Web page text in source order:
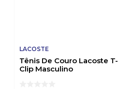
LACOSTE
Tênis De Couro Lacoste T-
Clip Masculino